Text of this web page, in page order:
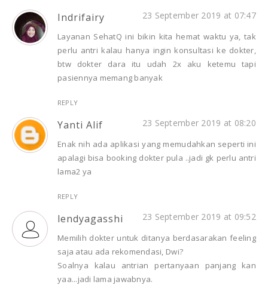
Indrifairy 23 September 2019 at 07:47
Layanan SehatQ ini bikin kita hemat waktu ya, tak
perlu antri kalau hanya ingin konsultasi ke dokter,
btw dokter dara itu udah 2x aku ketemu tapi
pasiennya memang banyak
REPLY
Yanti Alif 23 September 2019 at 08:20
Enak nih ada aplikasi yang memudahkan seperti ini
apalagi bisa booking dokter pula ..jadi gk perlu antri
lama2 ya
REPLY
lendyagasshi 23 September 2019 at 09:52
Memilih dokter untuk ditanya berdasarakan feeling
saja atau ada rekomendasi, Dwi?
Soalnya kalau antrian pertanyaan panjang kan
yaa...jadi lama jawabnya.